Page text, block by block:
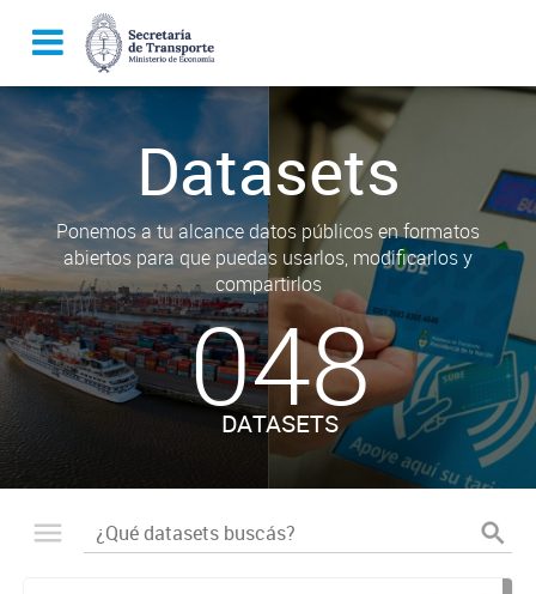
Datasets
Ponemos a tu alcance datos públicos en formatos
abiertos para que puedas usarlos, modificarlos y
compartirlos
048
DATASETS